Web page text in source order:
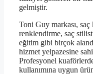
gelmiştir.
Toni Guy markası, saç
renklendirme, saç
eğitim gibi birçok
hizmet yelpazesine
Profesyonel
kullanımına uygun